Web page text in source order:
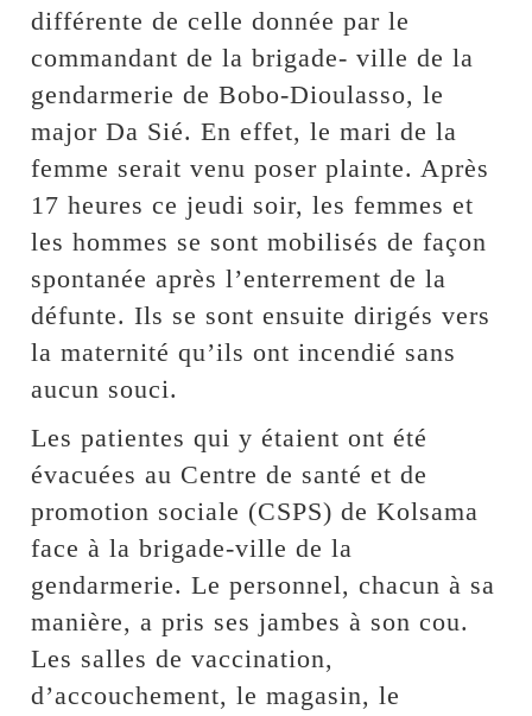
différente de celle donnée par le
commandant de la brigade- ville de la
gendarmerie de Bobo-Dioulasso, le
major Da Sié. En effet, le mari de la
femme serait venu poser plainte. Après
17 heures ce jeudi soir, les femmes et
les hommes se sont mobilisés de façon
spontanée après l’enterrement de la
défunte. Ils se sont ensuite dirigés vers
la maternité qu’ils ont incendié sans
aucun souci.
Les patientes qui y étaient ont été
évacuées au Centre de santé et de
promotion sociale (CSPS) de Kolsama
face à la brigade-ville de la
gendarmerie. Le personnel, chacun à sa
manière, a pris ses jambes à son cou.
Les salles de vaccination,
d’accouchement, le magasin, le